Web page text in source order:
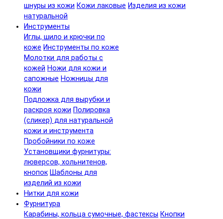
шнуры из кожи Кожи лаковые Изделия из кожи
натуральной
Инструменты
Иглы, шило и крючки по
коже Инструменты по коже
Молотки для работы с
кожей Ножи для кожи и
сапожные Ножницы для
кожи
Подложка для вырубки и
раскроя кожи Полировка
(сликер) для натуральной
кожи и инструмента
Пробойники по коже
Установщики фурнитуры:
люверсов, хольнитенов,
кнопок Шаблоны для
изделий из кожи
Нитки для кожи
Фурнитура
Карабины, кольца сумочные, фастексы Кнопки